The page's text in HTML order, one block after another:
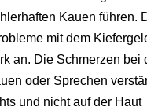
Kauen führen.
mit dem
an. Die Schmerzen bei
oder Sprechen
und nicht auf der Haut